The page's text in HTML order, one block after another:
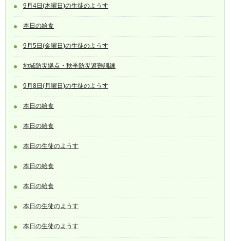
9月4日(木曜日)の生徒のようす
本日の給食
9月5日(金曜日)の生徒のようす
地域防災拠点・秋季防災避難訓練
9月8日(月曜日)の生徒のようす
本日の給食
本日の給食
本日の生徒のようす
本日の給食
本日の給食
本日の生徒のようす
本日の生徒のようす